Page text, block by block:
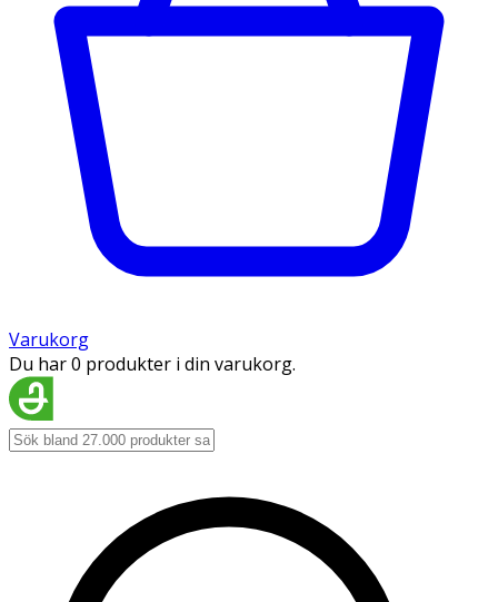
Varukorg
Du har 0 produkter i din varukorg.